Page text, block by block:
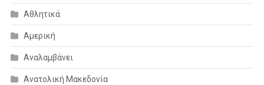
Αθλητικά
Αμερική
Αναλαμβάνει
Ανατολική Μακεδονία